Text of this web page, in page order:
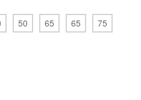
50 65 65 75